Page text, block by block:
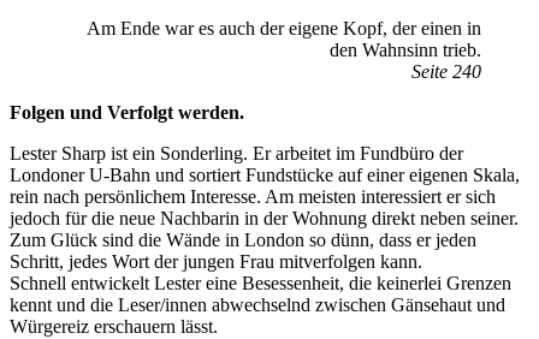
Am Ende war es auch der eigene Kopf, der einen in
den Wahnsinn trieb.
Seite 240
Folgen und Verfolgt werden.
Lester Sharp ist ein Sonderling. Er arbeitet im Fundbüro der
Londoner U-Bahn und sortiert Fundstücke auf einer eigenen Skala,
rein nach persönlichem Interesse. Am meisten interessiert er sich
jedoch für die neue Nachbarin in der Wohnung direkt neben seiner.
Zum Glück sind die Wände in London so dünn, dass er jeden
Schritt, jedes Wort der jungen Frau mitverfolgen kann.
Schnell entwickelt Lester eine Besessenheit, die keinerlei Grenzen
kennt und die Leser/innen abwechselnd zwischen Gänsehaut und
Würgereiz erschauern lässt.